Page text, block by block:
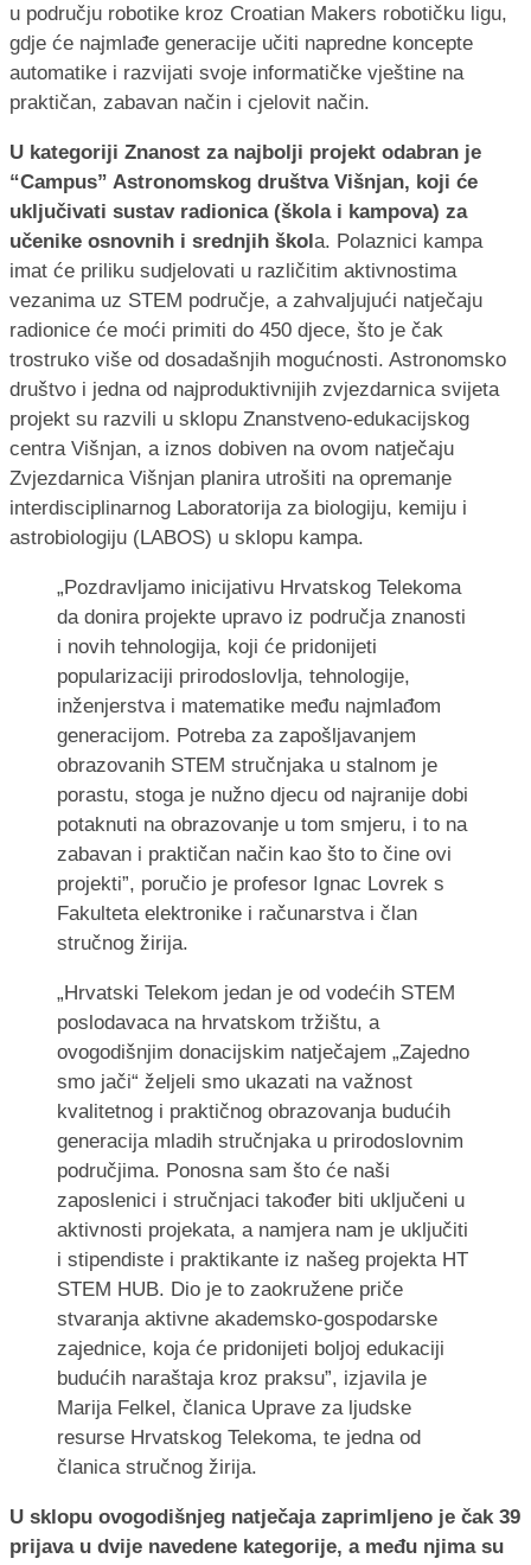
u području robotike kroz Croatian Makers robotičku ligu,
gdje će najmlađe generacije učiti napredne koncepte
automatike i razvijati svoje informatičke vještine na
praktičan, zabavan način i cjelovit način.
U kategoriji Znanost za najbolji projekt odabran je
“Campus” Astronomskog društva Višnjan, koji će
uključivati sustav radionica (škola i kampova) za
učenike osnovnih i srednjih škola. Polaznici kampa
imat će priliku sudjelovati u različitim aktivnostima
vezanima uz STEM područje, a zahvaljujući natječaju
radionice će moći primiti do 450 djece, što je čak
trostruko više od dosadašnjih mogućnosti. Astronomsko
društvo i jedna od najproduktivnijih zvjezdarnica svijeta
projekt su razvili u sklopu Znanstveno-edukacijskog
centra Višnjan, a iznos dobiven na ovom natječaju
Zvjezdarnica Višnjan planira utrošiti na opremanje
interdisciplinarnog Laboratorija za biologiju, kemiju i
astrobiologiju (LABOS) u sklopu kampa.
„Pozdravljamo inicijativu Hrvatskog Telekoma
da donira projekte upravo iz područja znanosti
i novih tehnologija, koji će pridonijeti
popularizaciji prirodoslovlja, tehnologije,
inženjerstva i matematike među najmlađom
generacijom. Potreba za zapošljavanjem
obrazovanih STEM stručnjaka u stalnom je
porastu, stoga je nužno djecu od najranije dobi
potaknuti na obrazovanje u tom smjeru, i to na
zabavan i praktičan način kao što to čine ovi
projekti”, poručio je profesor Ignac Lovrek s
Fakulteta elektronike i računarstva i član
stručnog žirija.
„Hrvatski Telekom jedan je od vodećih STEM
poslodavaca na hrvatskom tržištu, a
ovogodišnjim donacijskim natječajem „Zajedno
smo jači“ željeli smo ukazati na važnost
kvalitetnog i praktičnog obrazovanja budućih
generacija mladih stručnjaka u prirodoslovnim
područjima. Ponosna sam što će naši
zaposlenici i stručnjaci također biti uključeni u
aktivnosti projekata, a namjera nam je uključiti
i stipendiste i praktikante iz našeg projekta HT
STEM HUB. Dio je to zaokružene priče
stvaranja aktivne akademsko-gospodarske
zajednice, koja će pridonijeti boljoj edukaciji
budućih naraštaja kroz praksu”, izjavila je
Marija Felkel, članica Uprave za ljudske
resurse Hrvatskog Telekoma, te jedna od
članica stručnog žirija.
U sklopu ovogodišnjeg natječaja zaprimljeno je čak 39
prijava u dvije navedene kategorije, a među njima su